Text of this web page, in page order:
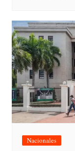
Nacionales